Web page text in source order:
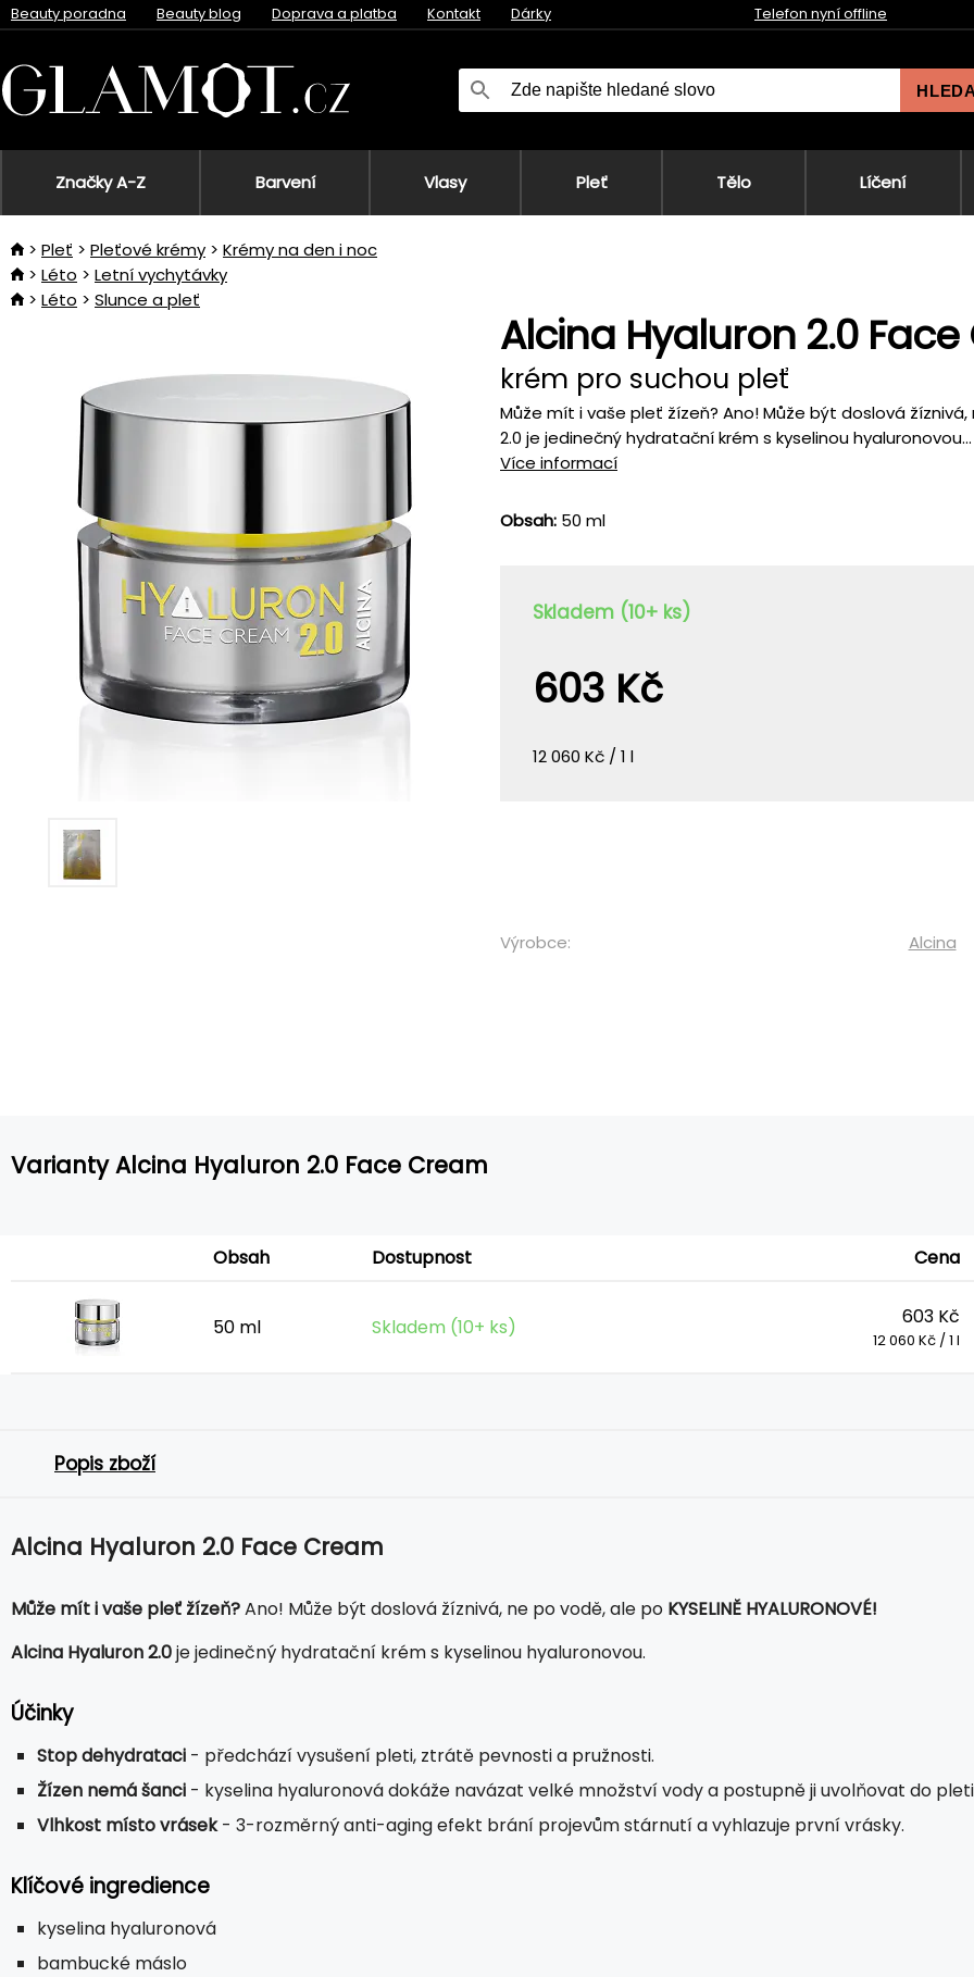
Beauty poradna Beauty blog Doprava a platba Kontakt Dárky Telefon nyní offline
Značky A-Z Barvení Vlasy Pleť Tělo Líčení
Pleť Pleťové krémy
Krémy na den i noc
Léto
Letní vychytávky
Léto
Slunce a pleť
Alcina Hyaluron 2.0
krém pro suchou pleť
Může mít i vaše pleť žízeň? Ano! Může být doslová žíznivá,
2.0 je jedinečný hydratační krém s kyselinou hyaluronovou...
Více informací
Obsah: 50 ml
Skladem (10+ ks)
603 Kč
12 060 Kč / 1 l
Výrobce: Alcina
Varianty Alcina Hyaluron 2.0 Face Cream
Obsah Dostupnost Cena
50 ml Skladem (10+ ks) 603 Kč
12 060 Kč / 1 l
Popis zboží
Alcina Hyaluron 2.0 Face Cream
Může mít i vaše pleť žízeň?Ano! Může být doslová žíznivá, ne po vodě, ale po KYSELINĚ HYALURONOVÉ!
Alcina Hyaluron 2.0je jedinečný hydratační krém s kyselinou hyaluronovou.
Účinky
Stop dehydrataci - předchází vysušení pleti, ztrátě pevnosti a pružnosti.
Žízen nemá šanci - kyselina hyaluronová dokáže navázat velké množství vody a postupně ji uvolňovat do
Vlhkost místo vrásek- 3-rozměrný anti-aging efekt brání projevům stárnutí a vyhlazuje první vrásky.
Klíčové ingredience
kyselina hyaluronová
bambucké máslo